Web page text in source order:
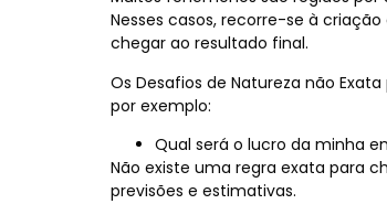
Nesses casos, recorre-se à
chegar ao resultado final.
Os Desafios de Natureza não
por exemplo:
Qual será o lucro da minha
Não existe uma regra exata para
previsões e estimativas.